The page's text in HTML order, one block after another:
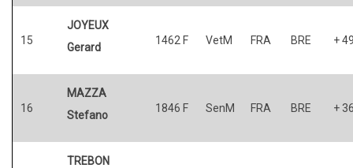
15
JOYEUX
Gerard
1462 F VetM FRA BRE +
16
MAZZA
Stefano
1846 F SenM FRA BRE +
TREBON